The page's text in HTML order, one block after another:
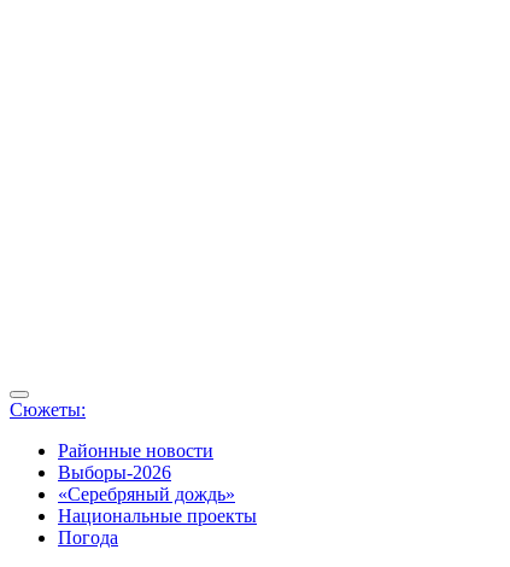
Сюжеты:
Районные новости
Выборы-2026
«Серебряный дождь»
Национальные проекты
Погода